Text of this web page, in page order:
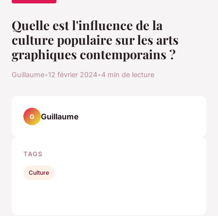
Quelle est l'influence de la
culture populaire sur les arts
graphiques contemporains ?
Guillaume•12 février 2024•4 min de lecture
G Guillaume
TAGS
Culture